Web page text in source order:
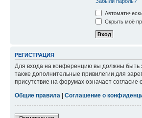
Скрыть моё
РЕГИСТРАЦИЯ
Для входа на конференцию вы должны быть
также дополнительные привилегии для
присутствие на форумах означает согласие
Общие правила
Соглашение о